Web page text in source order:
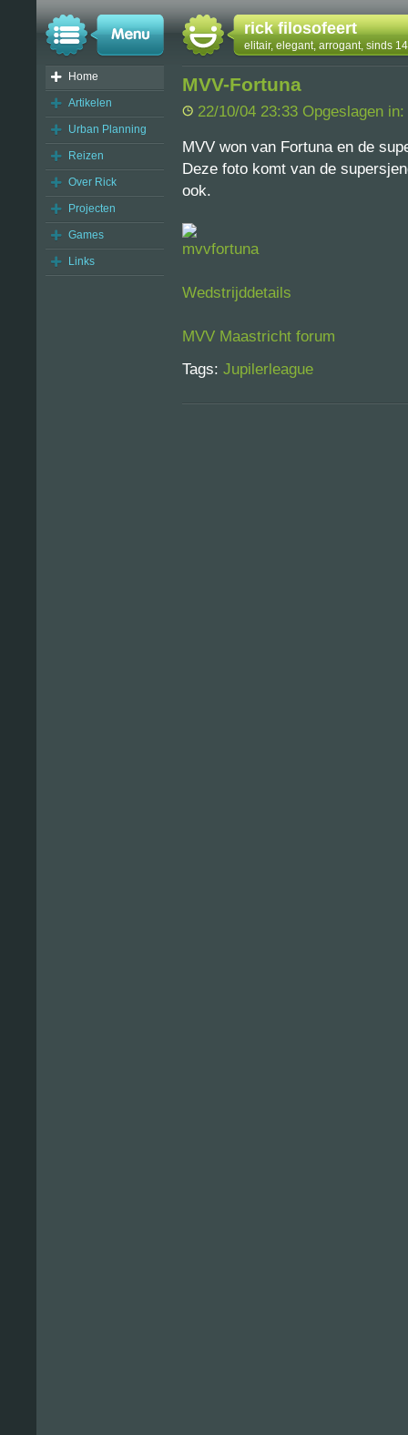
rick filosofeert
elitair, elegant, arrogant, sinds
Home
Artikelen
Urban Planning
Reizen
Over Rick
Projecten
Games
Links
MVV-Fortuna
22/10/04 23:33 Opgeslagen in:
MVV won van Fortuna en de
Deze foto komt van de
ook.
Wedstrijddetails
MVV Maastricht forum
Tags: Jupilerleague